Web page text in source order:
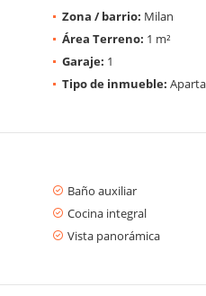
Zona / barrio: Milan
Área Terreno: 1 m²
Garaje: 1
Tipo de inmueble:
Baño auxiliar
Cocina integral
Vista panorámica